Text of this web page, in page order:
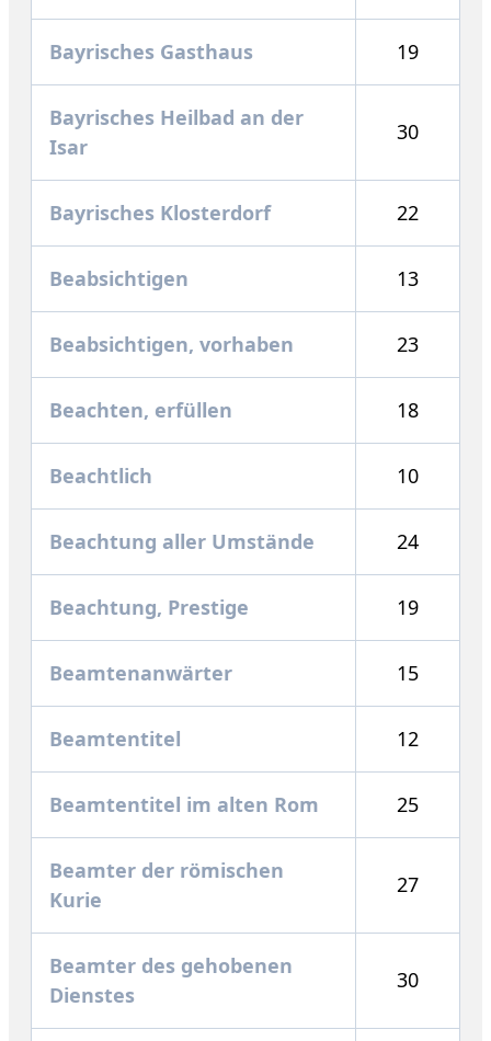
Bayrisches Gasthaus 19
Bayrisches Heilbad an der
Isar
30
Bayrisches Klosterdorf 22
Beabsichtigen 13
Beabsichtigen, vorhaben 23
Beachten, erfüllen 18
Beachtlich 10
Beachtung aller Umstände 24
Beachtung, Prestige 19
Beamtenanwärter 15
Beamtentitel 12
Beamtentitel im alten Rom 25
Beamter der römischen
Kurie
27
Beamter des gehobenen
Dienstes
30